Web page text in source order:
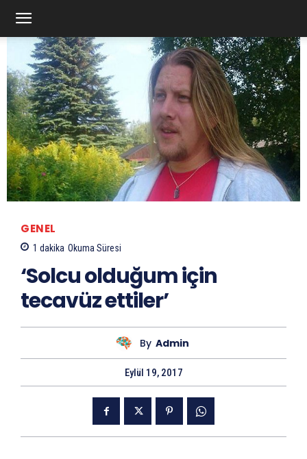
GENEL
1 dakika Okuma Süresi
‘Solcu olduğum için
tecavüz ettiler’
By Admin
Eylül 19, 2017